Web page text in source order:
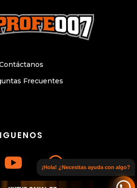
canal de WhatsApp
Frecuentes
¡Hola! ¿Necesitas ayuda con algo?